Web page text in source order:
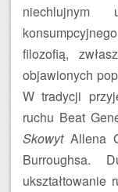
filozofią,
objawionych
W tradycji
ruchu Beat
SkowytAllena
Burroughsa.
ukształtowanie